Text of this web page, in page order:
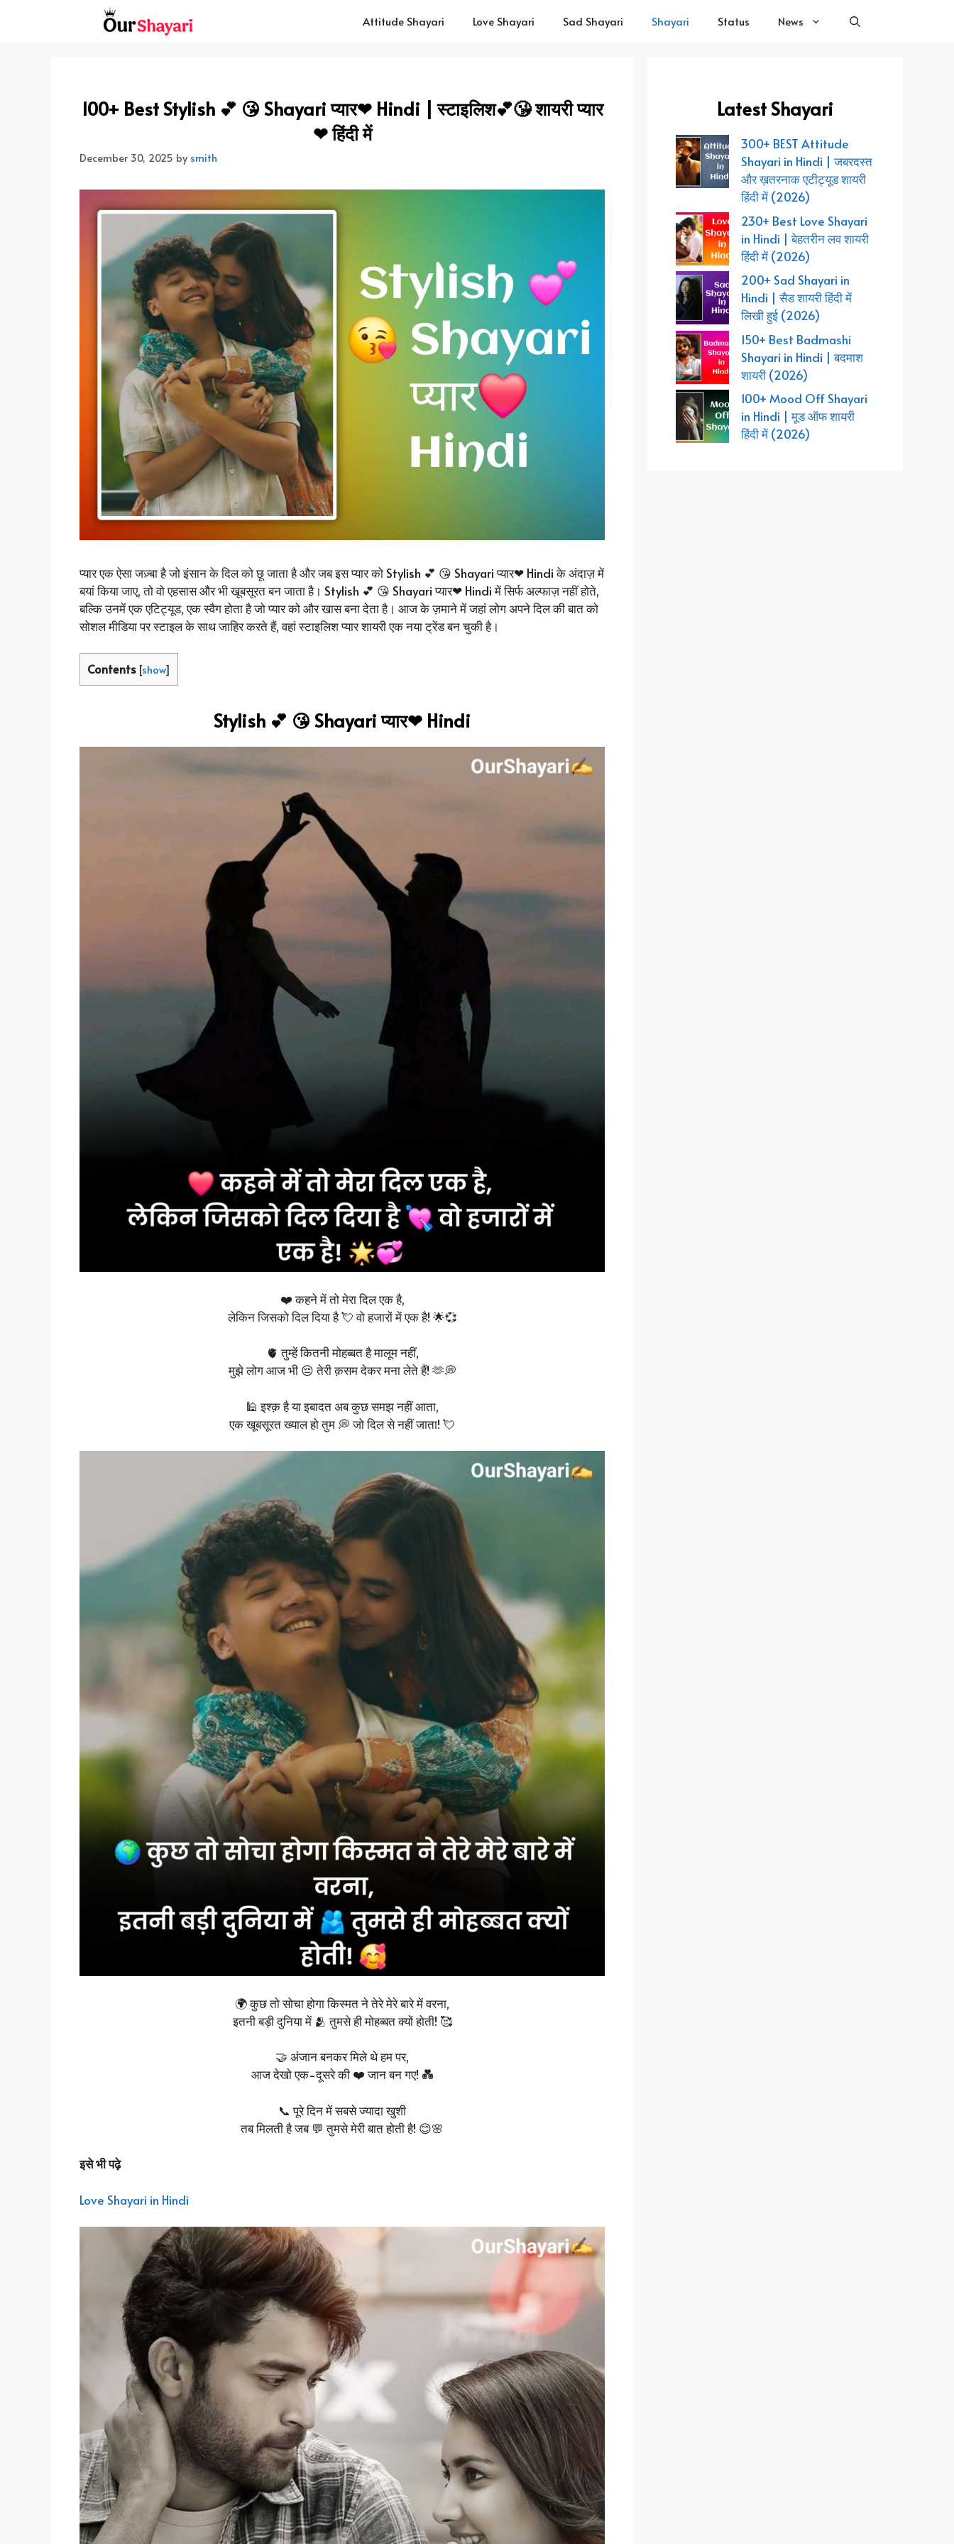
Attitude Shayari Love Shayari Sad Shayari Shayari Status News
100+ Best Stylish 💕 😘 Shayari प्यार❤ Hindi | स्टाइलिश💕😘 शायरी प्यार
❤ हिंदी में
December 30, 2025 by smith
प्यार एक ऐसा जज़्बा है जो इंसान के दिल को छू जाता है और जब इस प्यार को Stylish 💕 😘 Shayari प्यार❤ Hindi के अंदाज़ में
बयां किया जाए, तो वो एहसास और भी खूबसूरत बन जाता है। Stylish 💕 😘 Shayari प्यार❤ Hindi में सिर्फ अल्फाज़ नहीं होते,
बल्कि उनमें एक एटिट्यूड, एक स्वैग होता है जो प्यार को और खास बना देता है। आज के ज़माने में जहां लोग अपने दिल की बात को
सोशल मीडिया पर स्टाइल के साथ जाहिर करते हैं, वहां स्टाइलिश प्यार शायरी एक नया ट्रेंड बन चुकी है।
Contents [show]
Stylish 💕 😘 Shayari प्यार❤ Hindi
❤️ कहने में तो मेरा दिल एक है,
लेकिन जिसको दिल दिया है 💘 वो हजारों में एक है! 🌟💞
🫀 तुम्हें कितनी मोहब्बत है मालूम नहीं,
मुझे लोग आज भी 😔 तेरी क़सम देकर मना लेते हैं! 🫶💭
🕌 इश्क़ है या इबादत अब कुछ समझ नहीं आता,
एक खूबसूरत ख्याल हो तुम 💭 जो दिल से नहीं जाता! 💘
🌍 कुछ तो सोचा होगा किस्मत ने तेरे मेरे बारे में वरना,
इतनी बड़ी दुनिया में 🫂 तुमसे ही मोहब्बत क्यों होती! 🥰
🤝 अंजान बनकर मिले थे हम पर,
आज देखो एक-दूसरे की ❤️ जान बन गए! 💑
📞 पूरे दिन में सबसे ज्यादा खुशी
तब मिलती है जब 💬 तुमसे मेरी बात होती है! 😊🌸
इसे भी पढ़े
Love Shayari in Hindi
Latest Shayari
300+ BEST Attitude
Shayari in Hindi | जबरदस्त
और ख़तरनाक एटीट्यूड शायरी
हिंदी में (2026)
230+ Best Love Shayari
in Hindi | बेहतरीन लव शायरी
हिंदी में (2026)
200+ Sad Shayari in
Hindi | सैड शायरी हिंदी में
लिखी हुई (2026)
150+ Best Badmashi
Shayari in Hindi | बदमाश
शायरी (2026)
100+ Mood Off Shayari
in Hindi | मूड ऑफ शायरी
हिंदी में (2026)